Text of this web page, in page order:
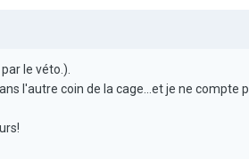
le véto.).
l'autre coin de la cage...et je ne